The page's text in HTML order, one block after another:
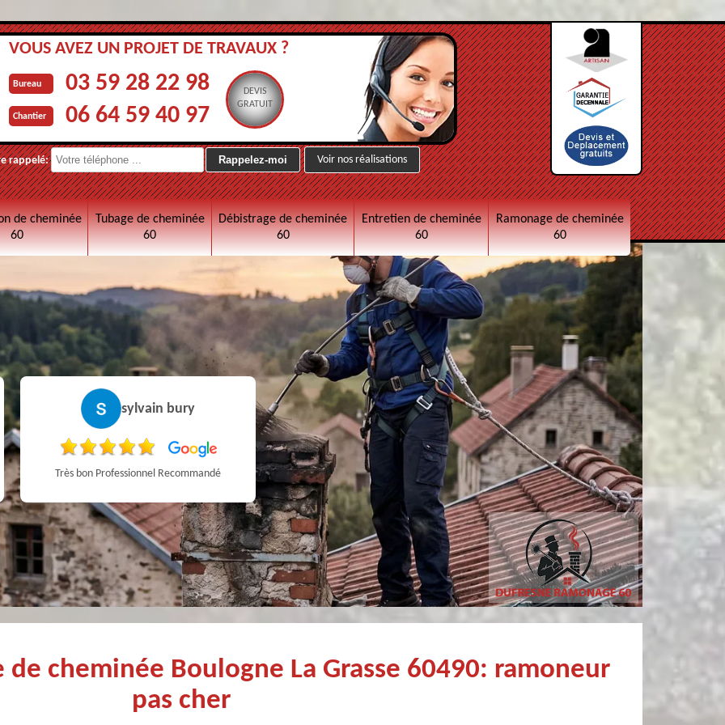
VOUS AVEZ UN PROJET DE TRAVAUX ?
Bureau 03 59 28 22 98
Chantier 06 64 59 40 97
DEVIS
GRATUIT
rappelé: Voir nos réalisations
de cheminée
60
Tubage de cheminée
60
Débistrage de cheminée
60
Entretien de cheminée
60
Ramonage de cheminée
60
sylvain bury
Très bon Professionnel Recommandé
Pierre
Très bien !
Christophe Mce
cheminée Boulogne La Grasse 60490: ramoneur
pas cher